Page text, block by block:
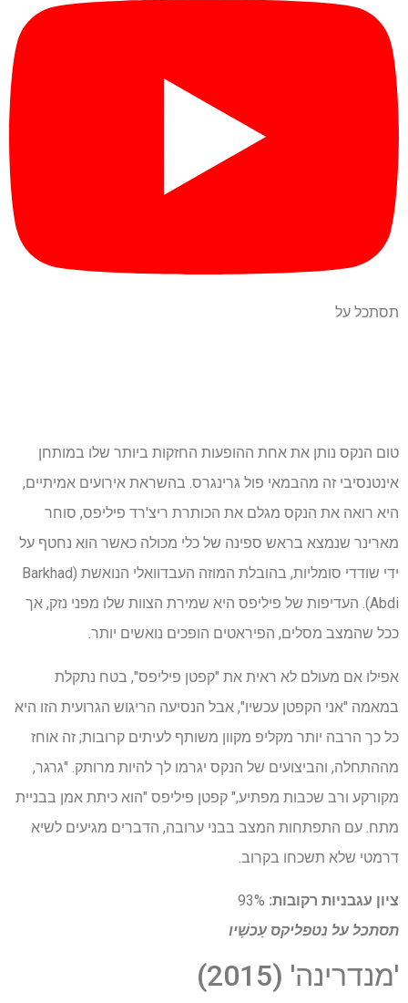
תסתכל על
טום הנקס נותן את אחת ההופעות החזקות ביותר שלו במותחן
אינטנסיבי זה מהבמאי פול גרינגרס. בהשראת אירועים אמיתיים,
היא רואה את הנקס מגלם את הכותרת ריצ'רד פיליפס, סוחר
מארינר שנמצא בראש ספינה של כלי מכולה כאשר הוא נחטף על
ידי שודדי סומליות, בהובלת המוזה העבדוואלי הנואשת (Barkhad
Abdi). העדיפות של פיליפס היא שמירת הצוות שלו מפני נזק, אך
ככל שהמצב מסלים, הפיראטים הופכים נואשים יותר.
אפילו אם מעולם לא ראית את "קפטן פיליפס", בטח נתקלת
במאמה "אני הקפטן עכשיו", אבל הנסיעה הריגוש הגרועית הזו היא
כל כך הרבה יותר מקליפ מקוון משותף לעיתים קרובות; זה אוחז
מההתחלה, והביצועים של הנקס יגרמו לך להיות מרותק. "גרגר,
מקורקע ורב שכבות מפתיע," קפטן פיליפס "הוא כיתת אמן בבניית
מתח. עם התפתחות המצב בבני ערובה, הדברים מגיעים לשיא
דרמטי שלא תשכחו בקרוב.
ציון עגבניות רקובות: 93%
תסתכל על נטפליקס עַכשָׁיו
'מנדרינה' (2015)